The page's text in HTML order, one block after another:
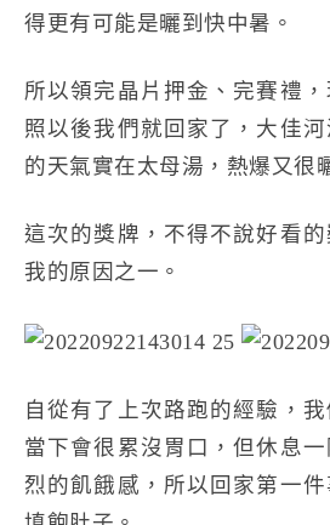
得更有可能是曬到快中暑。
所以領完晶片押金、完賽禮
照以後我們就回家了，大佳
的天氣實在太母湯，熱爆又很
這次的獎牌，不得不說好看的
我的原因之一。
自從有了上次路跑的經驗，
當下會很累沒胃口，但休息
烈的飢餓感，所以回家第一